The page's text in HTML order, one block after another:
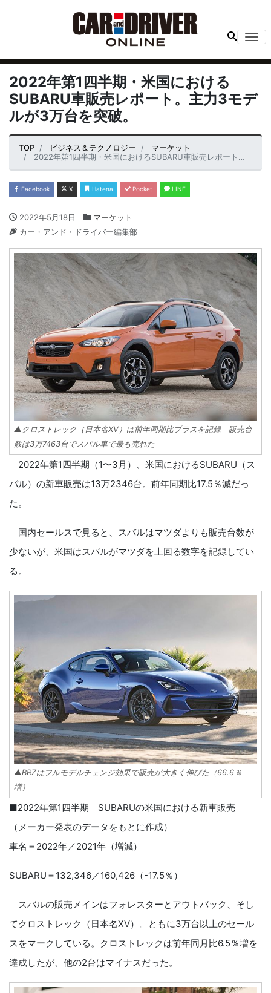
2022年第1四半期・米国における
SUBARU車販売レポート。主力3モデ
ルが3万台を突破。
TOP ビジネス＆テクノロジー
マーケット
2022年第1四半期・米国におけるSUBARU車販売レポート。主力3モデルが3万台を突破。
Facebook X Hatena Pocket LINE
2022年5月18日
マーケット
カー・アンド・ドライバー編集部
▲クロストレック（日本名XV）は前年同期比プラスを記録 販売台
数は3万7463台でスバル車で最も売れた
2022年第1四半期（1〜3月）、米国におけるSUBARU（ス
バル）の新車販売は13万2346台。前年同期比17.5％減だっ
た。
国内セールスで見ると、スバルはマツダよりも販売台数が
少ないが、米国はスバルがマツダを上回る数字を記録してい
る。
▲BRZはフルモデルチェンジ効果で販売が大きく伸びた（66.6％
増）
■2022年第1四半期 SUBARUの米国における新車販売
（メーカー発表のデータをもとに作成）
車名＝2022年／2021年（増減）
SUBARU＝132,346／160,426（-17.5％）
スバルの販売メインはフォレスターとアウトバック、そし
てクロストレック（日本名XV）。ともに3万台以上のセール
スをマークしている。クロストレックは前年同月比6.5％増を
達成したが、他の2台はマイナスだった。